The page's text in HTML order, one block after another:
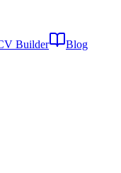
Builder Blog